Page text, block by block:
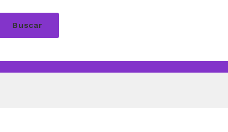
Buscar